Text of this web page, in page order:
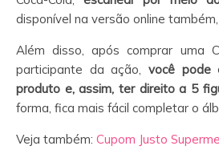
disponível na versão online também,
Além disso, após comprar uma
participante da ação, você pode
produto e, assim, ter direito a 5
forma, fica mais fácil completar o
Veja também: Cupom Justo